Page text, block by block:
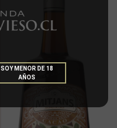
SOY MENOR DE 18
AÑOS